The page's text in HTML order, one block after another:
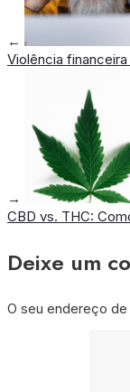
←
Violência
→
CBD vs. THC:
Deixe um
O seu endereço